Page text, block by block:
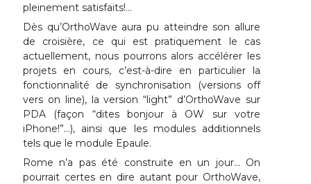
pleinement satisfaits!…
Dès qu’OrthoWave aura pu atteindre son allure
de croisière, ce qui est pratiquement le cas
actuellement, nous pourrons alors accélérer les
projets en cours, c’est-à-dire en particulier la
fonctionnalité de synchronisation (versions off
vers on line), la version “light” d’OrthoWave sur
PDA (façon “dites bonjour à OW sur votre
iPhone!”…), ainsi que les modules additionnels
tels que le module Epaule.
Rome n’a pas été construite en un jour… On
pourrait certes en dire autant pour OrthoWave,